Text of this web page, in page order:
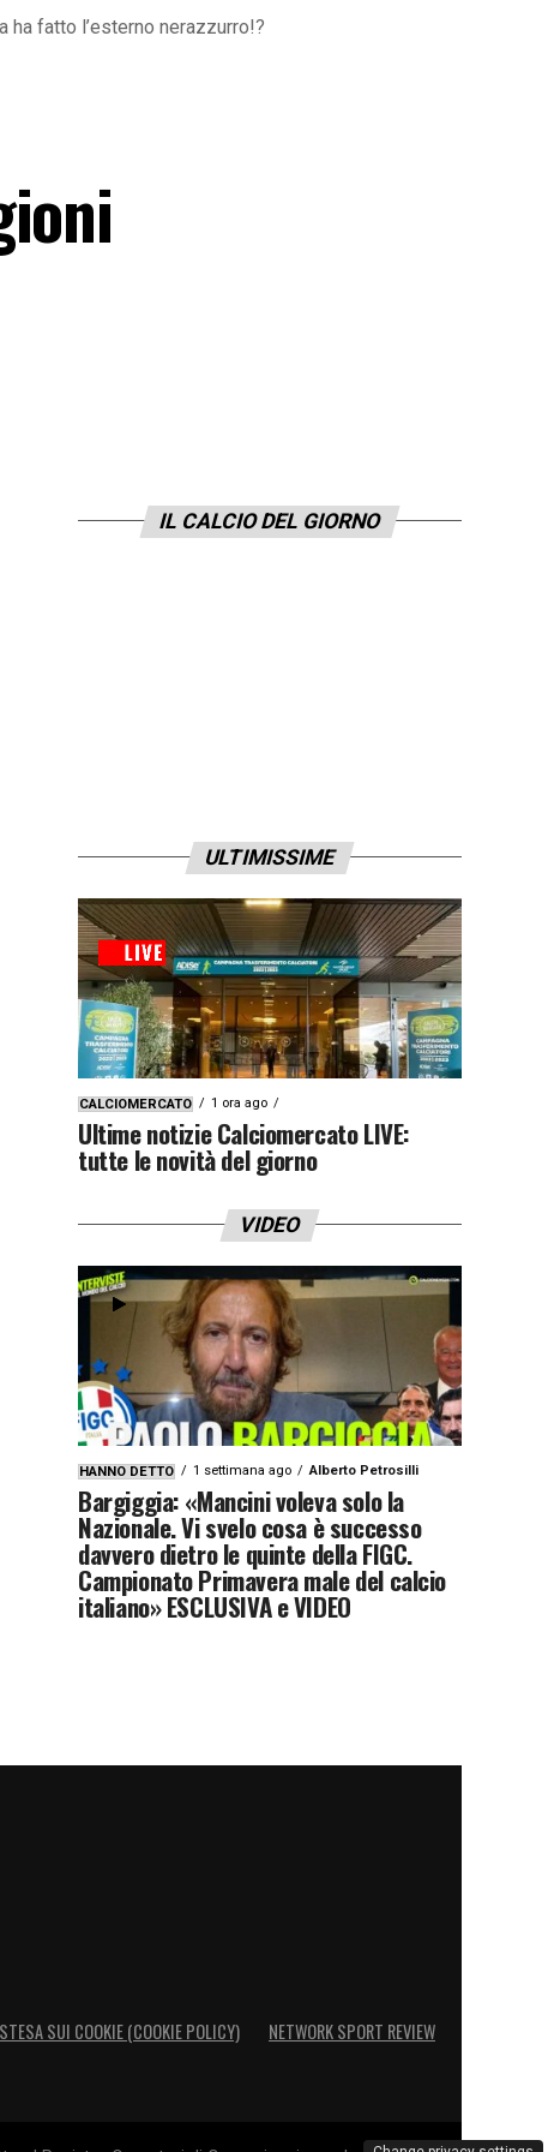
fatto l’esterno nerazzurro!?
IL CALCIO DEL GIORNO
ULTIMISSIME
CALCIOMERCATO 1 ora ago
Ultime notizie Calciomercato LIVE:
tutte le novità del giorno
VIDEO
HANNO DETTO 1 settimana ago Alberto Petrosilli
Bargiggia: «Mancini voleva solo la
Nazionale. Vi svelo cosa è successo
davvero dietro le quinte della FIGC.
Campionato Primavera male del calcio
italiano» ESCLUSIVA e VIDEO
SUI COOKIE (COOKIE POLICY) NETWORK SPORT REVIEW